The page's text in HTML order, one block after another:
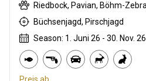
Büchsenjagd, Pirschjagd
Season: 1. Juni 26 - 30. Nov. 26